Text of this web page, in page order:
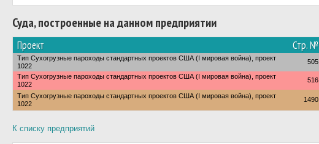
Суда, построенные на данном предприятии
Проект Стр. №
Тип Сухогрузные пароходы стандартных проектов США (I мировая война), проект
1022
505
Тип Сухогрузные пароходы стандартных проектов США (I мировая война), проект
1022
516
Тип Сухогрузные пароходы стандартных проектов США (I мировая война), проект
1022
1490
К списку предприятий